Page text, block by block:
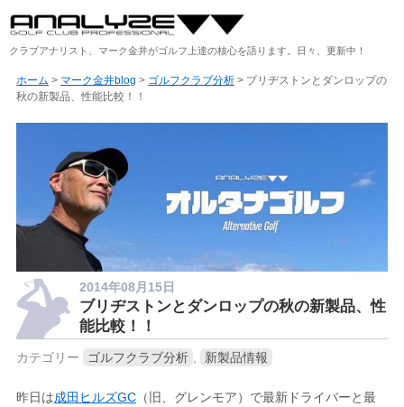
クラブアナリスト、マーク金井がゴルフ上達の核心を語ります。日々、更新中！
ホーム > マーク金井blog > ゴルフクラブ分析> ブリヂストンとダンロップの
秋の新製品、性能比較！！
2014年08月15日
ブリヂストンとダンロップの秋の新製品、性
能比較！！
カテゴリー ゴルフクラブ分析 新製品情報
昨日は成田ヒルズGC（旧、グレンモア）で最新ドライバーと最